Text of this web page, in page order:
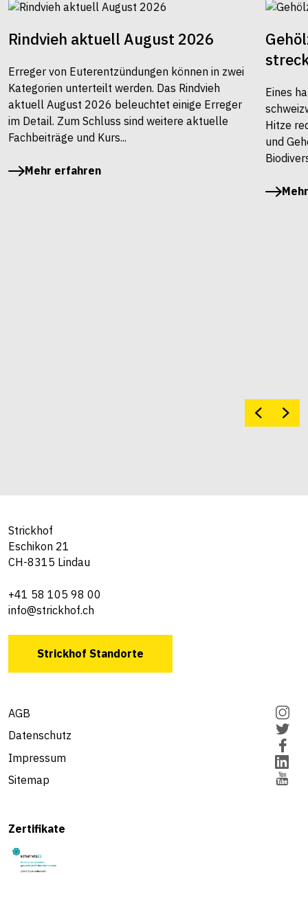
Rindvieh aktuell August 2026
Erreger von Euterentzündungen können in zwei
Kategorien unterteilt werden. Das Rindvieh
aktuell August 2026 beleuchtet einige Erreger
im Detail. Zum Schluss sind weitere aktuelle
Fachbeiträge und Kurs...
Mehr erfahren
Eines
Hitze
und
Strickhof
Eschikon 21
CH-8315 Lindau
+41 58 105 98 00
info@strickhof.ch
Strickhof Standorte
AGB
Datenschutz
Impressum
Sitemap
Zertifikate